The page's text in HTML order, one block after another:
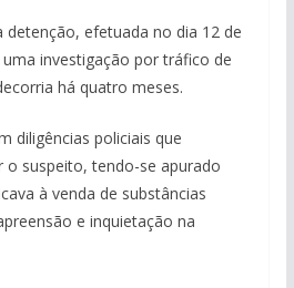
detenção, efetuada no dia 12 de
investigação por tráfico de
há quatro meses.
diligências policiais que
o suspeito, tendo-se apurado
à venda de substâncias
e inquietação na